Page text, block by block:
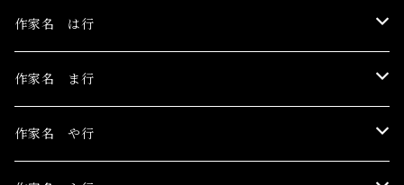
安藤朱里
石橋J
川村千紘
北和晃
こみや梢子
菅野まり子
白野有
鳥居椿
チェリー木下
丁子紅子
Toru Nogawa
中島華映
長瀬萬純
作家名 は行
日香里
ピエロピヨ子
作家名 ま行
まちゅまゆ
作家名 や行